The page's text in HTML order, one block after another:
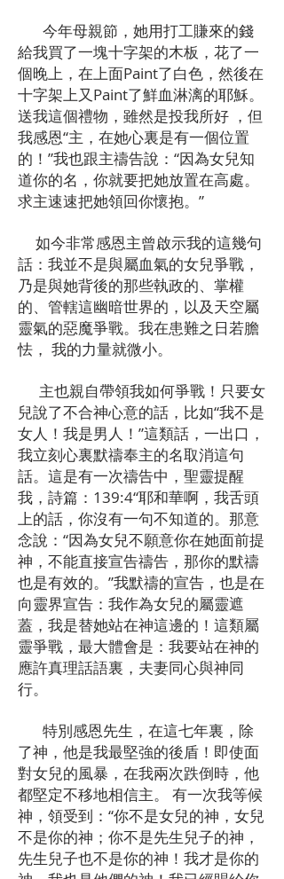
今年母親節，她用打工賺來的錢
給我買了一塊十字架的木板，花了一
個晚上，在上面Paint了白色，然後在
十字架上又Paint了鮮血淋漓的耶穌。
送我這個禮物，雖然是投我所好 ，但
我感恩“主，在她心裏是有一個位置
的！”我也跟主禱告說：“因為女兒知
道你的名，你就要把她放置在高處。
求主速速把她領回你懷抱。”
如今非常感恩主曾啟示我的這幾句
話：我並不是與屬血氣的女兒爭戰，
乃是與她背後的那些執政的、掌權
的、管轄這幽暗世界的，以及天空屬
靈氣的惡魔爭戰。我在患難之日若膽
怯， 我的力量就微小。
主也親自帶領我如何爭戰！只要女
兒說了不合神心意的話，比如“我不是
女人！我是男人！”這類話，一出口，
我立刻心裏默禱奉主的名取消這句
話。這是有一次禱告中，聖靈提醒
我，詩篇：139:4“耶和華啊，我舌頭
上的話，你沒有一句不知道的。那意
念說：“因為女兒不願意你在她面前提
神，不能直接宣告禱告，那你的默禱
也是有效的。”我默禱的宣告，也是在
向靈界宣告：我作為女兒的屬靈遮
蓋，我是替她站在神這邊的！這類屬
靈爭戰，最大體會是：我要站在神的
應許真理話語裏，夫妻同心與神同
行。
特別感恩先生，在這七年裏，除
了神，他是我最堅強的後盾！即使面
對女兒的風暴，在我兩次跌倒時，他
都堅定不移地相信主。 有一次我等候
神，領受到：“你不是女兒的神，女兒
不是你的神；你不是先生兒子的神，
先生兒子也不是你的神！我才是你的